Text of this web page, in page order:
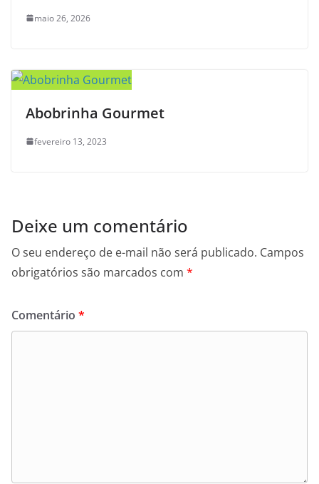
maio 26, 2026
Abobrinha Gourmet
fevereiro 13, 2023
Deixe um comentário
O seu endereço de e-mail não será publicado. Campos
obrigatórios são marcados com *
Comentário *